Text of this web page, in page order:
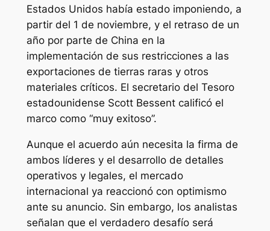
Estados Unidos había estado imponiendo, a
partir del 1 de noviembre, y el retraso de un
año por parte de China en la
implementación de sus restricciones a las
exportaciones de tierras raras y otros
materiales críticos. El secretario del Tesoro
estadounidense Scott Bessent calificó el
marco como “muy exitoso”.
Aunque el acuerdo aún necesita la firma de
ambos líderes y el desarrollo de detalles
operativos y legales, el mercado
internacional ya reaccionó con optimismo
ante su anuncio. Sin embargo, los analistas
señalan que el verdadero desafío será